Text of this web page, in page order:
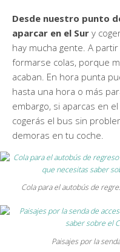
Desde nuestro punto
aparcar en el Sur y
hay mucha gente. A
formarse colas, porque
acaban. En hora punta
hasta una hora o más
embargo, si aparcas en
cogerás el bus sin
demoras en tu coche.
Cola para el autobús de
Paisajes por la